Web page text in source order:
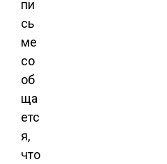
пи
сь
ме
со
об
ща
етс
я,
что